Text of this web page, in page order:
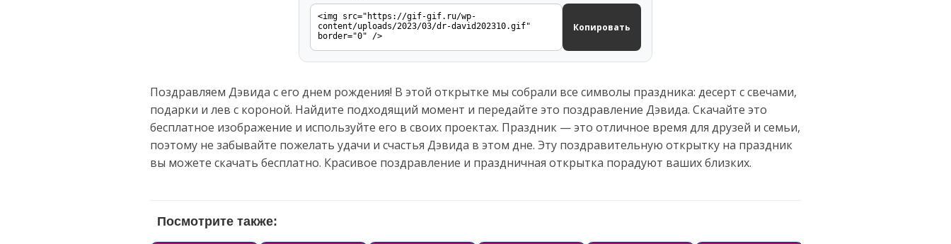
Копировать
Поздравляем Дэвида с его днем рождения! В этой открытке мы собрали все символы праздника: десерт с свечами,
подарки и лев с короной. Найдите подходящий момент и передайте это поздравление Дэвида. Скачайте это
бесплатное изображение и используйте его в своих проектах. Праздник — это отличное время для друзей и семьи,
поэтому не забывайте пожелать удачи и счастья Дэвида в этом дне. Эту поздравительную открытку на праздник
вы можете скачать бесплатно. Красивое поздравление и праздничная открытка порадуют ваших близких.
Посмотрите также: